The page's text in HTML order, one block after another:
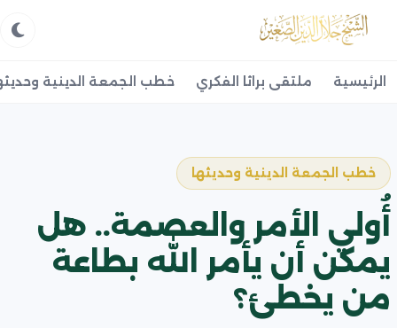
الرئيسية ملتقى براثا الفكري خطب الجمعة الدينية
خطب الجمعة الدينية وحديثها
أُولي الأمر والعصمة.. هل
يمكن أن يأمر الله بطاعة
من يخطئ؟